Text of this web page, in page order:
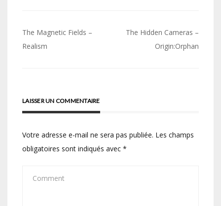
Navigation
de
The Magnetic Fields –
Realism
The Hidden Cameras –
Origin:Orphan
LAISSER UN COMMENTAIRE
Votre adresse e-mail ne sera pas publiée. Les champs
obligatoires sont indiqués avec *